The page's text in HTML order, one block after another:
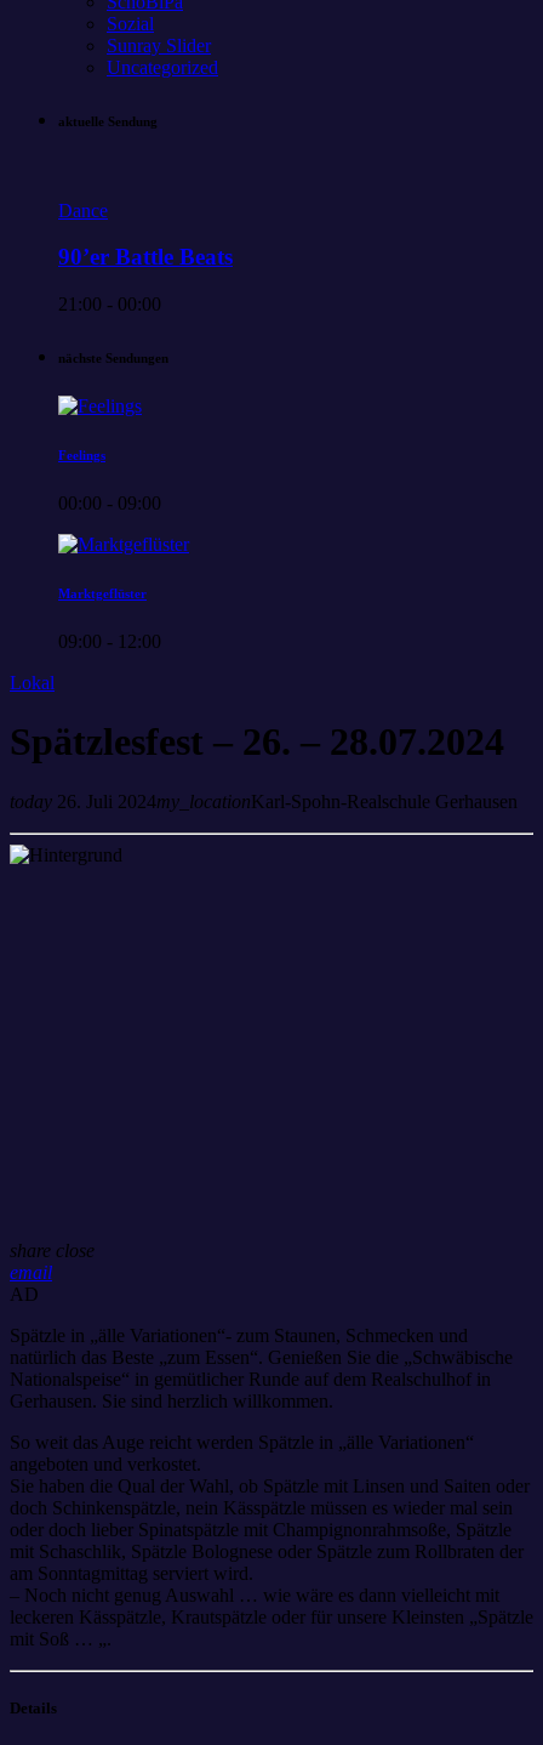
Sozial
Sunray Slider
Uncategorized
aktuelle Sendung
Dance
90’er Battle Beats
21:00 - 00:00
nächste Sendungen
Feelings
00:00 - 09:00
Marktgeflüster
09:00 - 12:00
Lokal
Spätzlesfest – 26. – 28.07.2024
today 26. Juli 2024my_locationKarl-Spohn-Realschule Gerhausen
share close
email
AD
Spätzle in „älle Variationen“- zum Staunen, Schmecken und
natürlich das Beste „zum Essen“. Genießen Sie die „Schwäbische
Nationalspeise“ in gemütlicher Runde auf dem Realschulhof in
Gerhausen. Sie sind herzlich willkommen.
So weit das Auge reicht werden Spätzle in „älle Variationen“
angeboten und verkostet.
Sie haben die Qual der Wahl, ob Spätzle mit Linsen und Saiten oder
doch Schinkenspätzle, nein Kässpätzle müssen es wieder mal sein
oder doch lieber Spinatspätzle mit Champignonrahmsoße, Spätzle
mit Schaschlik, Spätzle Bolognese oder Spätzle zum Rollbraten der
am Sonntagmittag serviert wird.
– Noch nicht genug Auswahl … wie wäre es dann vielleicht mit
leckeren Kässpätzle, Krautspätzle oder für unsere Kleinsten „Spätzle
mit Soß … „.
Details